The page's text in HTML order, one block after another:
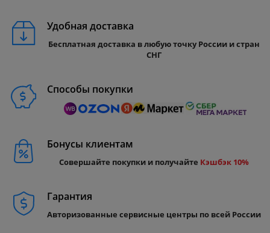
Удобная доставка
Бесплатная доставка в любую точку России и стран
СНГ
Способы покупки
Бонусы клиентам
Совершайте покупки и получайте Кэшбэк 10%
Гарантия
Авторизованные сервисные центры по всей России